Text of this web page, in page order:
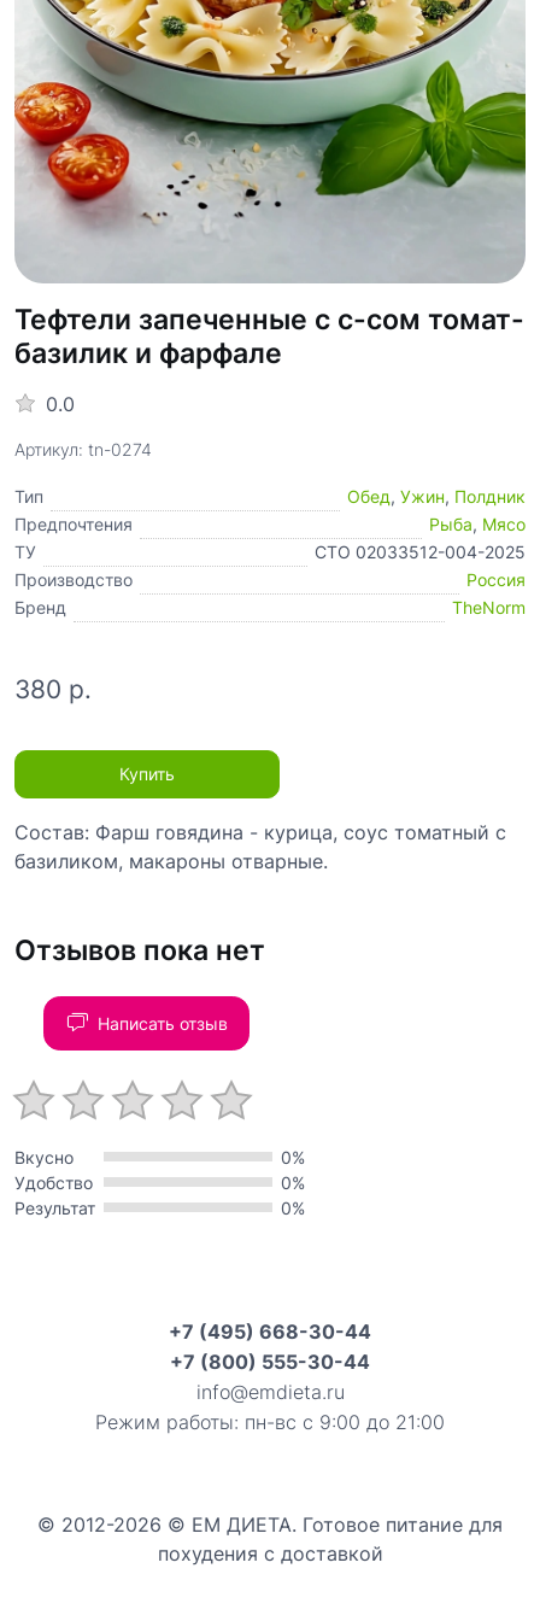
Тефтели запеченные с с-сом томат-
базилик и фарфале
0.0
Артикул: tn-0274
Тип Обед, Ужин, Полдник
Предпочтения
Рыба, Мясо
ТУ
СТО 02033512-004-2025
Производство
Россия
Бренд
TheNorm
380 р.
Купить
Состав: Фарш говядина - курица, соус томатный с
базиликом, макароны отварные.
Отзывов пока нет
Написать отзыв
Вкусно
0%
Удобство
0%
Результат
0%
+7 (495) 668-30-44
+7 (800) 555-30-44
info@emdieta.ru
Режим работы: пн-вс с 9:00 до 21:00
© 2012-2026 © ЕМ ДИЕТА. Готовое питание для
похудения с доставкой